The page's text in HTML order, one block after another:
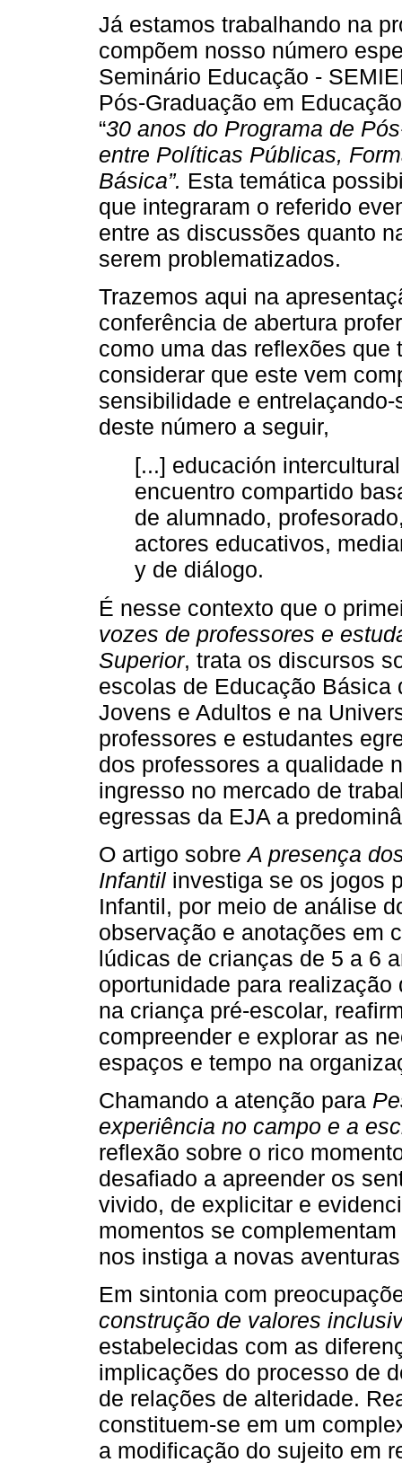
Já estamos trabalhando na
compõem nosso número
Seminário Educação -
Pós-Graduação em
“30 anos do Programa de
entre Políticas Públicas,
Básica”. Esta temática
que integraram o referido
entre as discussões quanto
serem problematizados.
Trazemos aqui na
conferência de abertura
como uma das reflexões que
considerar que este vem
sensibilidade e
deste número a seguir,
[...] educación
encuentro compartido
de alumnado,
actores educativos,
y de diálogo.
É nesse contexto que o
vozes de professores e
Superior, trata os discursos
escolas de Educação Básica
Jovens e Adultos e na
professores e estudantes
dos professores a qualidade
ingresso no mercado de
egressas da EJA a
O artigo sobreA presença
Infantil investiga se os jogos
Infantil, por meio de análise
observação e anotações em
lúdicas de crianças de 5 a 6
oportunidade para
na criança pré-escolar,
compreender e explorar as
espaços e tempo na
Chamando a atenção para
experiência no campo e a
reflexão sobre o rico
desafiado a apreender os
vivido, de explicitar e
momentos se
nos instiga a novas
Em sintonia com
construção de valores
estabelecidas com as
implicações do processo de
de relações de alteridade.
constituem-se em um
a modificação do sujeito em